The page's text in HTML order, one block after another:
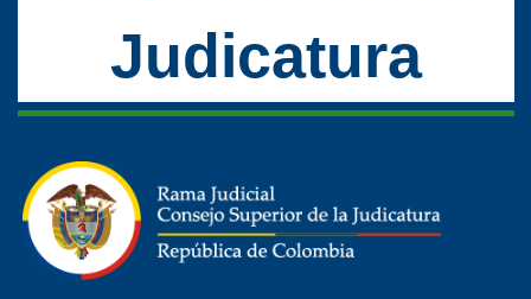
Judicatura